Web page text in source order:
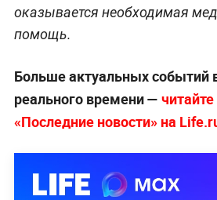
оказывается необходимая
помощь.
Больше актуальных событий
реального времени —
«Последние новости» на